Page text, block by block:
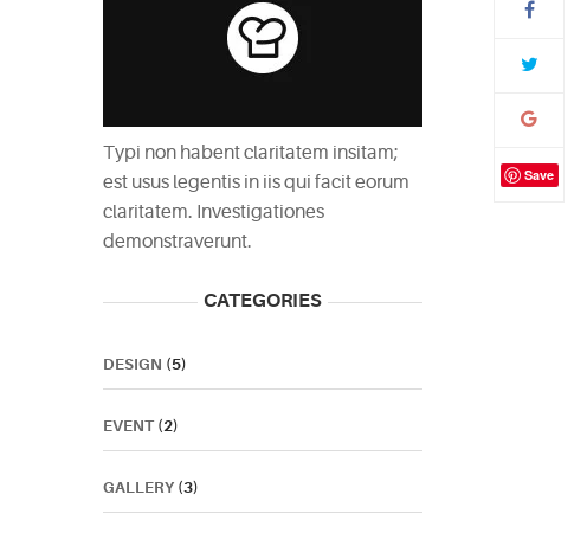
Save
Typi non habent claritatem insitam;
est usus legentis in iis qui facit eorum
claritatem. Investigationes
demonstraverunt.
CATEGORIES
DESIGN (5)
EVENT(2)
GALLERY (3)